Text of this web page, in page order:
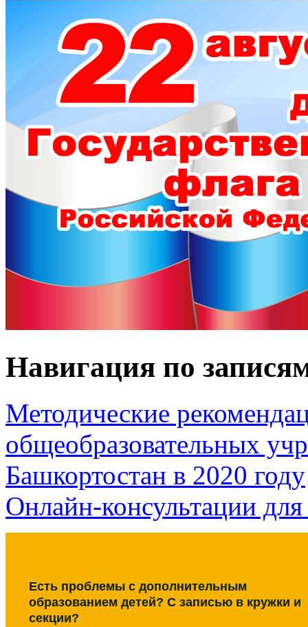
Навигация по
Методические
общеобразовательных
Башкортостан в 2020 году
Онлайн-консультации
Есть проблемы с дополнительным
образованием детей? С записью в кружки и
секции?